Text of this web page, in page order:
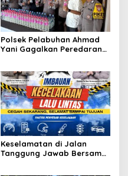
Polsek Pelabuhan Ahmad
Yani Gagalkan Peredaran
Kapal
Keselamatan di Jalan
Tanggung Jawab Bersama,